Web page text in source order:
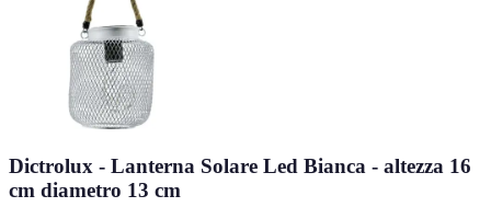
Dictrolux - Lanterna Solare Led Bianca - altezza 16
cm diametro 13 cm